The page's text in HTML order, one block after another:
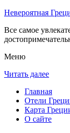
Невероятная
Все самое
Меню
Читать далее
Главная
Отели
Карта
О сайте